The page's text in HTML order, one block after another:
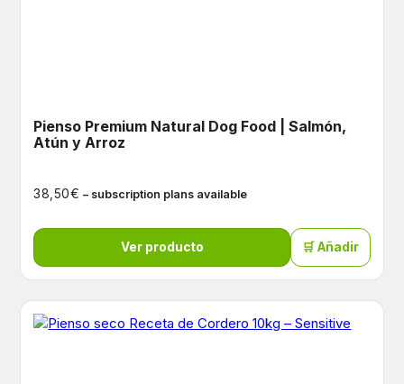
Pienso Premium Natural Dog Food | Salmón,
Atún y Arroz
38,50€ – subscription plans available
Ver producto 🛒 Añadir